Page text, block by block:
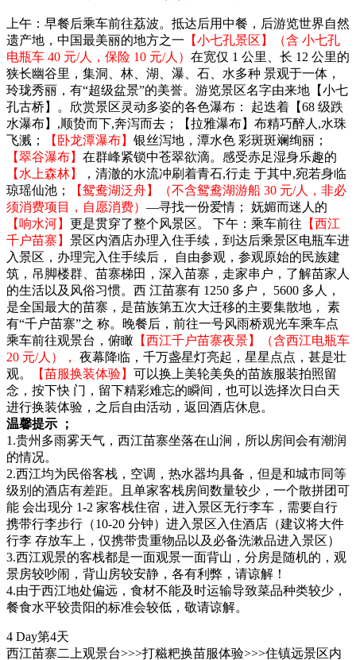
上午：早餐后乘车前往荔波。抵达后用中餐，后游览世界自然
遗产地，中国最美丽的地方之一 【小七孔景区】（含 小七孔
电瓶车 40 元/人，保险 10 元/人） 在宽仅 1 公里、长 12 公里的
狭长幽谷里，集洞、林、湖、瀑、石、水多种 景观于一体，
玲珑秀丽，有“超级盆景”的美誉。游览景区名字由来地【小七
孔古桥】。欣赏景区灵动多姿的各色瀑布： 起迭着【68 级跌
水瀑布】,顺贽而下,奔泻而去；【拉雅瀑布】布精巧醉人,水珠
飞溅；
【卧龙潭瀑布】 银丝泻地，潭水色 彩斑斑斓绚丽；
【翠谷瀑布】 在群峰紧锁中苍翠欲滴。感受赤足湿身乐趣的
【水上森林】
，清澈的水流冲刷着青石,行走 于其中,宛若身临
琼瑶仙池；
【鸳鸯湖泛舟】（不含鸳鸯湖游船 30 元/人，非必
须消费项目，自愿消费） —寻找一份爱情； 妩媚而迷人的
【响水河】 更是贯穿了整个风景区。 下午：乘车前往 【西江
千户苗寨】 景区内酒店办理入住手续，到达后乘景区电瓶车进
入景区，办理完入住手续后， 自由参观，参观原始的民族建
筑，吊脚楼群、苗寨梯田，深入苗寨，走家串户，了解苗家人
的生活以及风俗习惯。西 江苗寨有 1250 多户， 5600 多人，
是全国最大的苗寨，是苗族第五次大迁移的主要集散地， 素
有“千户苗寨”之 称。晚餐后，前往一号风雨桥观光车乘车点
乘车前往观景台，俯瞰 【西江千户苗寨夜景】（含西江电瓶车
20 元/人），
夜幕降临，千万盏星灯亮起，星星点点，甚是壮
观。
【苗服换装体验】 可以换上美轮美奂的苗族服装拍照留
念，按下快 门，留下精彩难忘的瞬间，也可以选择次日白天
进行换装体验，之后自由活动，返回酒店休息。
温馨提示 ；
1.贵州多雨雾天气，西江苗寨坐落在山涧，所以房间会有潮润
的情况。
2.西江均为民俗客栈，空调，热水器均具备，但是和城市同等
级别的酒店有差距。且单家客栈房间数量较少，一个散拼团可
能 会出现分 1-2 家客栈住宿，进入景区无行李车，需要自行
携带行李步行（10-20 分钟）进入景区入住酒店（建议将大件
行李 存放车上，仅携带贵重物品以及必备洗漱品进入景区）
3.西江观景的客栈都是一面观景一面背山，分房是随机的，观
景房较吵闹，背山房较安静，各有利弊，请谅解！
4.由于西江地处偏远，食材不能及时运输导致菜品种类较少，
餐食水平较贵阳的标准会较低，敬请谅解。
4 Day第4天
西江苗寨二上观景台>>>打糍粑换苗服体验>>>住镇远景区内